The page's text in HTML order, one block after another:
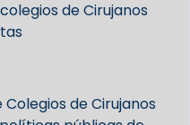
de Cirujanos
de Cirujanos